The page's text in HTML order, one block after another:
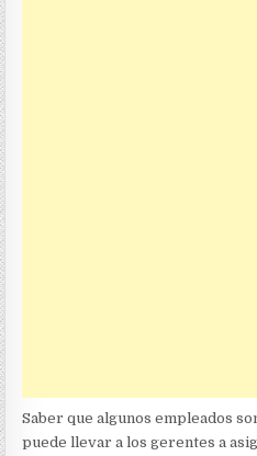
Saber que algunos empleados
puede llevar a los gerentes a